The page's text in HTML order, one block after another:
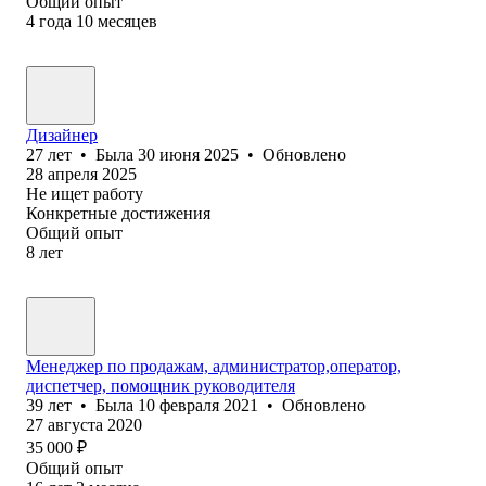
4 года 10 месяцев
Дизайнер
27 лет • Была 30 июня 2025 • Обновлено
28 апреля 2025
Не ищет работу
Конкретные достижения
Общий опыт
8 лет
Менеджер по продажам, администратор,оператор,
диспетчер, помощник руководителя
39 лет • Была 10 февраля 2021 • Обновлено
27 августа 2020
35 000 ₽
Общий опыт